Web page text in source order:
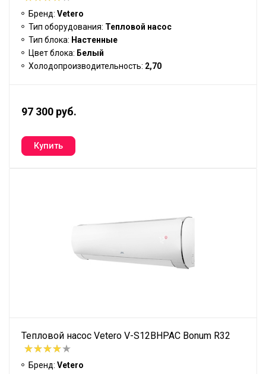
Бренд: Vetero
Тип оборудования: Тепловой насос
Тип блока: Настенные
Цвет блока: Белый
Холодопроизводительность: 2,70
97 300 руб.
Тепловой насос Vetero V-S12BHPAC Bonum R32
Бренд: Vetero